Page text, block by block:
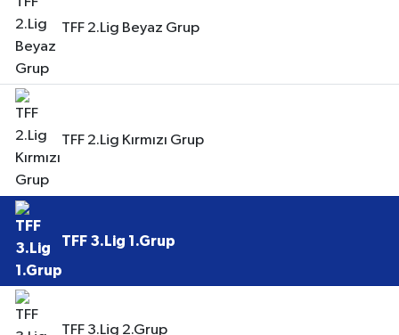
TFF 2.Lig Beyaz Grup
TFF 2.Lig Kırmızı Grup
TFF 3.Lig 1.Grup
TFF 3.Lig 2.Grup